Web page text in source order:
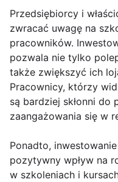
Przedsiębiorcy i
zwracać uwagę na
pracowników.
pozwala nie tylko
także zwiększyć ich
Pracownicy, którzy
są bardziej skłonni do
zaangażowania się w
Ponadto,
pozytywny wpływ na
w szkoleniach i